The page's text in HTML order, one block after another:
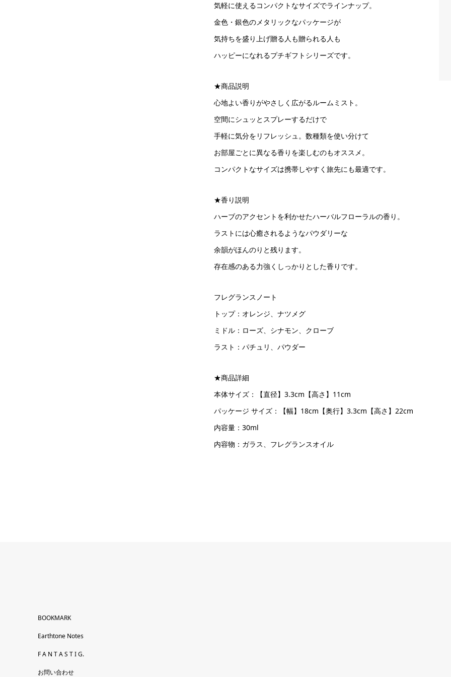
気軽に使えるコンパクトなサイズでラインナップ。
金色・銀色のメタリックなパッケージが
気持ちを盛り上げ贈る人も贈られる人も
ハッピーになれるプチギフトシリーズです。
★商品説明
心地よい香りがやさしく広がるルームミスト。
空間にシュッとスプレーするだけで
手軽に気分をリフレッシュ。数種類を使い分けて
お部屋ごとに異なる香りを楽しむのもオススメ。
コンパクトなサイズは携帯しやすく旅先にも最適です。
★香り説明
ハーブのアクセントを利かせたハーバルフローラルの香り。
ラストには心癒されるようなパウダリーな
余韻がほんのりと残ります。
存在感のある力強くしっかりとした香りです。
フレグランスノート
トップ：オレンジ、ナツメグ
ミドル：ローズ、シナモン、クローブ
ラスト：パチュリ、パウダー
★商品詳細
本体サイズ：【直径】3.3cm【高さ】11cm
パッケージ サイズ：【幅】18cm【奥行】3.3cm【高さ】22cm
内容量：30ml
内容物：ガラス、フレグランスオイル
BOOKMARK
Earthtone Notes
F A N T A S T I G.
お問い合わせ